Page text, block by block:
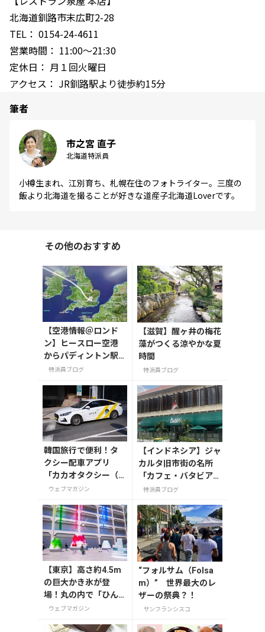
北海道釧路市末広町2-28
TEL： 0154-24-4611
営業時間： 11:00～21:30
定休日： 月１回火曜日
アクセス： JR釧路駅より徒歩約15分
筆者
市之宮 直子
北海道特派員
小樽生まれ、江別育ち、札幌在住のフォトライター。三度の
飯より北海道を撮ることが好きな道産子北海道Loverです。
その他のおすすめ
【空港情報＠ロンド
ン】ヒースロー空港
からパディントン駅
まで！入国から市内
5年夏版）
特派員ブログ
【滋賀】醒ヶ井の梅花
藻がつくる涼やかな夏
時間
特派員ブログ
韓国旅行で便利！タ
クシー配車アプリ
「カカオタクシー（K
AKAO T）」の登録・
ウェブマガジン
【インドネシア】ジャ
カルタ旧市街の名所
「カフェ・バタビア」
で味わう特別な時間
特派員ブログ
【東京】高さ約4.5m
の巨大かき氷が登
場！丸の内で「ひん
やりＫＩＴＴＥ」が8
ウェブマガジン
“フォルサム（Folsa
m）” 世界最大のレ
ザーの祭典？！
サンフランシスコ